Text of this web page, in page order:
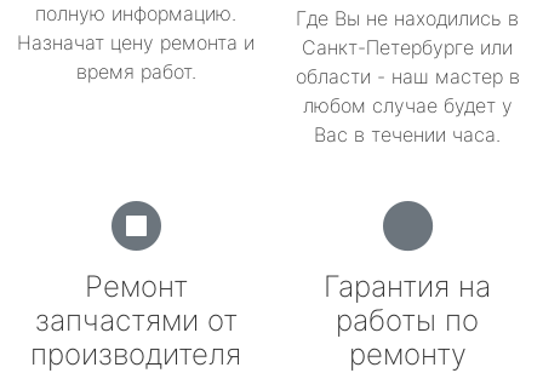
полную информацию.
Назначат цену ремонта и
время работ.
Где Вы не находились в
Санкт-Петербурге или
области - наш мастер в
любом случае будет у
Вас в течении часа.
Ремонт
запчастями от
производителя
Гарантия на
работы по
ремонту